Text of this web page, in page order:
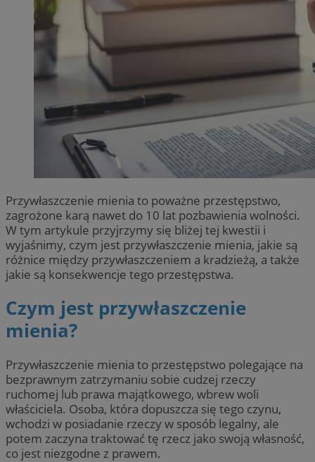
Przywłaszczenie mienia to poważne przestępstwo,
zagrożone karą nawet do 10 lat pozbawienia wolności.
W tym artykule przyjrzymy się bliżej tej kwestii i
wyjaśnimy, czym jest przywłaszczenie mienia, jakie są
różnice między przywłaszczeniem a kradzieżą, a także
jakie są konsekwencje tego przestępstwa.
Czym jest przywłaszczenie
mienia?
Przywłaszczenie mienia to przestępstwo polegające na
bezprawnym zatrzymaniu sobie cudzej rzeczy
ruchomej lub prawa majątkowego, wbrew woli
właściciela. Osoba, która dopuszcza się tego czynu,
wchodzi w posiadanie rzeczy w sposób legalny, ale
potem zaczyna traktować tę rzecz jako swoją własność,
co jest niezgodne z prawem.